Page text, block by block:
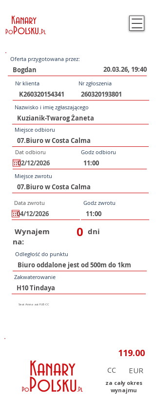
Kanary
PoPolsku.Pl
Oferta przygotowana przez:
20.03.26, 19:40
Nr klienta Nr zgłoszenia
Nazwisko i imię zgłaszającego
Miejsce odbioru
Dat odbioru Godz odbioru
Miejsce zwrotu
Data zwrotu Godz zwrotu
Wynajem
na:
0 dni
Odległość do punktu
Zakwaterowanie
CC
za cały okres
wynajmu